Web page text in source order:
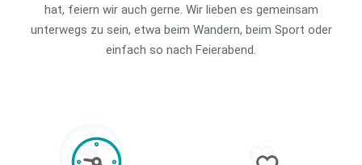
hat, feiern wir auch gerne. Wir lieben es gemeinsam
unterwegs zu sein, etwa beim Wandern, beim Sport oder
einfach so nach Feierabend.